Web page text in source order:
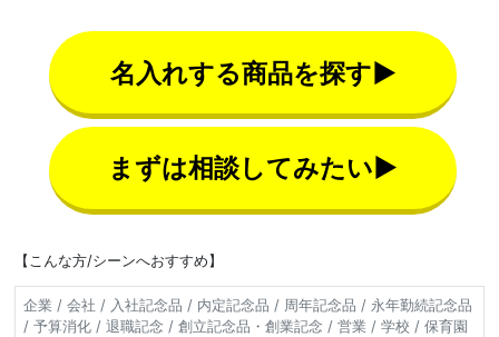
名入れする商品を探す▶
まずは相談してみたい▶
【こんな方/シーンへおすすめ】
企業 / 会社 / 入社記念品 / 内定記念品 / 周年記念品 / 永年勤続記念品
/ 予算消化 / 退職記念 / 創立記念品・創業記念 / 営業 / 学校 / 保育園